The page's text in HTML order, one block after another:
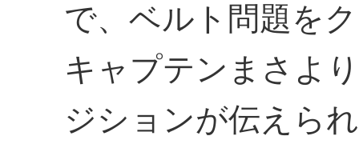
で、ベルト問題を
キャプテンまさよ
ジションが伝えら